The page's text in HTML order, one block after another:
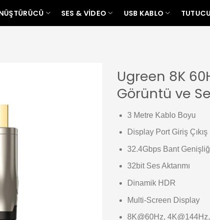
SES & VIDEO USB KABLO
Ugreen 8K
Görüntü ve
3 Metre Kablo Boyu
Display Port Giriş Çıkış
32.4Gbps Bant
32bit Ses Aktarımı
Dinamik HDR
Multi-Screen Display
8K@60Hz,